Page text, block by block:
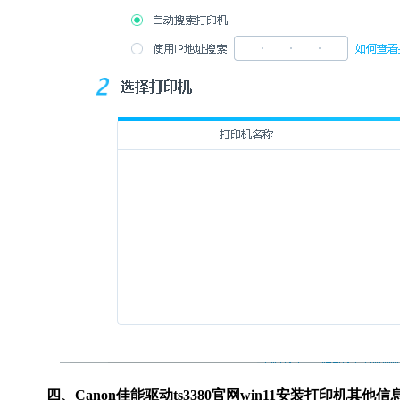
四、Canon佳能驱动ts3380官网win11安装打印机其他信